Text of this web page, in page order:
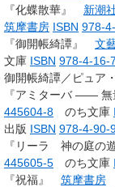
『化蝶散華』 新潮
筑摩書房 ISBN 978-
『御開帳綺譚』 文
文庫 ISBN 978-4-16-
御開帳綺譚／ピュア
『アミターバ ――
445604-8 のち文庫
出版 ISBN 978-4-90-
『リーラ 神の庭の
445605-5 のち文庫
『祝福』 筑摩書房